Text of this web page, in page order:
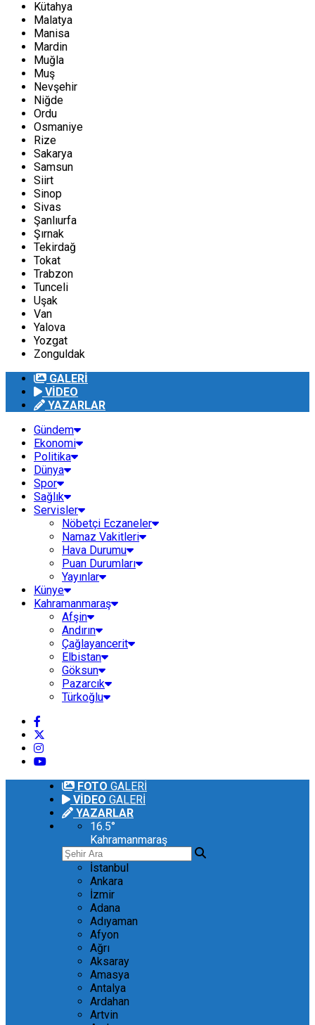
Kütahya
Malatya
Manisa
Mardin
Muğla
Muş
Nevşehir
Niğde
Ordu
Osmaniye
Rize
Sakarya
Samsun
Siirt
Sinop
Sivas
Şanlıurfa
Şırnak
Tekirdağ
Tokat
Trabzon
Tunceli
Uşak
Van
Yalova
Yozgat
Zonguldak
GALERİ
VİDEO
YAZARLAR
Gündem
Ekonomi
Politika
Dünya
Spor
Sağlık
Servisler
Nöbetçi Eczaneler
Namaz Vakitleri
Hava Durumu
Puan Durumları
Yayınlar
Künye
Kahramanmaraş
Afşin
Andırın
Çağlayancerit
Elbistan
Göksun
Pazarcık
Türkoğlu
FOTO GALERİ
VİDEO GALERİ
YAZARLAR
16.5°
Kahramanmaraş
İstanbul
Ankara
İzmir
Adana
Adıyaman
Afyon
Ağrı
Aksaray
Amasya
Antalya
Ardahan
Artvin